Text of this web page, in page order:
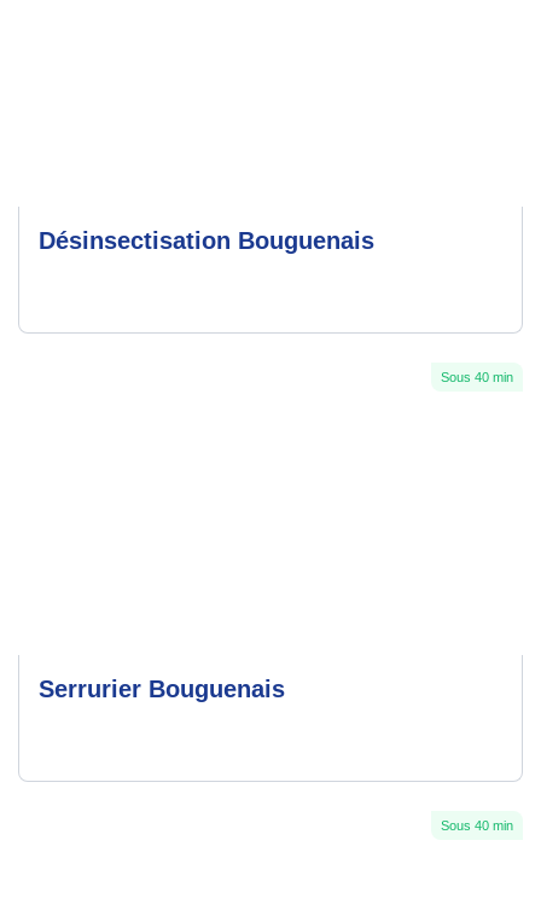
Désinsectisation Bouguenais
Sous 40 min
Serrurier Bouguenais
Sous 40 min